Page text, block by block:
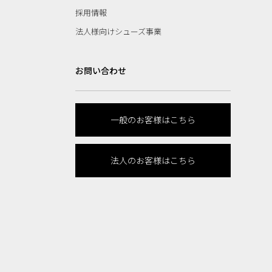
採用情報
法人様向けシューズ事業
お問い合わせ
一般のお客様はこちら
法人のお客様はこちら